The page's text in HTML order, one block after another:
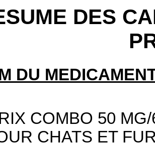
DES
DU
COMBO 50
CHATS ET